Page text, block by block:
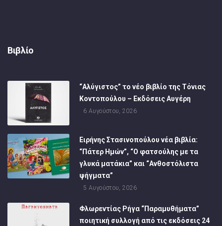
Βιβλίο
“Αλύγιστος” το νέο βιβλίο της Τόνιας
Κοντοπούλου – Εκδόσεις Αυγέρη
6 Αυγούστου, 2026
Ειρήνης Στασινοπούλου νέα βιβλία:
“Πάτερ Ημών”, “Ο φατσούλης με τα
γλυκά ματάκια” και “Ανθοστόλιστα
ψήγματα”
5 Αυγούστου, 2026
Φλωρεντίας Ρήγα “Παραμυθήματα”
ποιητική συλλογή από τις εκδόσεις 24